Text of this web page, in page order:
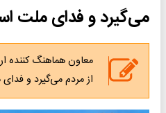
می‌گیرد و فدای ملت
معاون هماهنگ
از مردم می‌گیرد و